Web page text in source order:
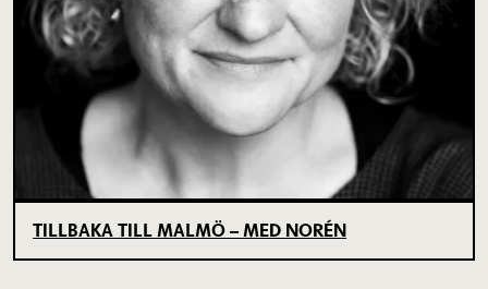
TILLBAKA TILL MALMÖ – MED NORÉN